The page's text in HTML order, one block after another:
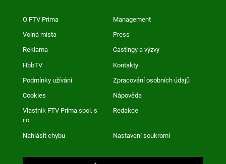
O FTV Prima Management
Volná místa Press
Reklama Castingy a výzvy
HbbTV Kontakty
Podmínky užívání Zpracování osobních údajů
Cookies Nápověda
Vlastník FTV Prima spol. s
r.o.
Redakce
Nahlásit chybu Nastavení soukromí